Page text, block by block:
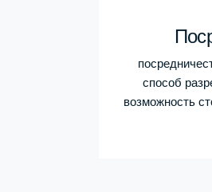
способ
возможность